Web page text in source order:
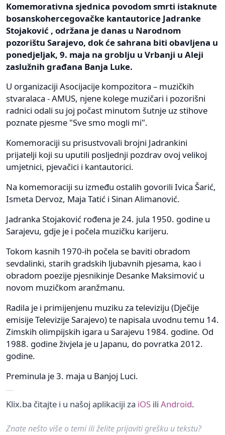
Komemorativna sjednica povodom smrti istaknute
bosanskohercegovačke kantautorice Jadranke
Stojaković , održana je danas u Narodnom
pozorištu Sarajevo, dok će sahrana biti obavljena u
ponedjeljak, 9. maja na groblju u Vrbanji u Aleji
zaslužnih građana Banja Luke.
U organizaciji Asocijacije kompozitora – muzičkih
stvaralaca - AMUS, njene kolege muzičari i pozorišni
radnici odali su joj počast minutom šutnje uz stihove
poznate pjesme "Sve smo mogli mi".
Komemoraciji su prisustvovali brojni Jadrankini
prijatelji koji su uputili posljednji pozdrav ovoj velikoj
umjetnici, pjevačici i kantautorici.
Na komemoraciji su između ostalih govorili Ivica Šarić,
Ismeta Dervoz, Maja Tatić i Sinan Alimanović.
Jadranka Stojaković rođena je 24. jula 1950. godine u
Sarajevu, gdje je i počela muzičku karijeru.
Tokom kasnih 1970-ih počela se baviti obradom
sevdalinki, starih gradskih ljubavnih pjesama, kao i
obradom poezije pjesnikinje Desanke Maksimović u
novom muzičkom aranžmanu.
Radila je i primijenjenu muziku za televiziju (Dječije
emisije Televizije Sarajevo) te napisala uvodnu temu 14.
Zimskih olimpijskih igara u Sarajevu 1984. godine. Od
1988. godine živjela je u Japanu, do povratka 2012.
godine.
Preminula je 3. maja u Banjoj Luci.
Klix.ba čitajte i u našoj aplikaciji za iOS ili Android.
Znate nešto više o temi ili želite prijaviti grešku u tekstu?